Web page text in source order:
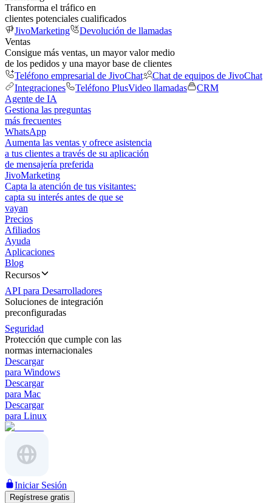
Transforma el tráfico en
clientes potenciales cualificados
JivoMarketing
Devolución de llamadas
Ventas
Consigue más ventas, un mayor valor medio
de los pedidos y una mayor base de clientes
Teléfono empresarial de JivoChat
Chat de equipos de JivoChat
Integraciones
Teléfono PlusVideo llamadas
CRM
Agente de IA
Gestiona las preguntas
más frecuentes
WhatsApp
Aumenta las ventas y ofrece asistencia
a tus clientes a través de su aplicación
de mensajería preferida
JivoMarketing
Capta la atención de tus visitantes:
capta su interés antes de que se
vayan
Precios
Afiliados
Ayuda
Aplicaciones
Blog
Recursos
API para Desarrolladores
Soluciones de integración
preconfiguradas
Seguridad
Protección que cumple con las
normas internacionales
Descargar
para Windows
Descargar
para Mac
Descargar
para Linux
Iniciar Sesión
Regístrese gratis